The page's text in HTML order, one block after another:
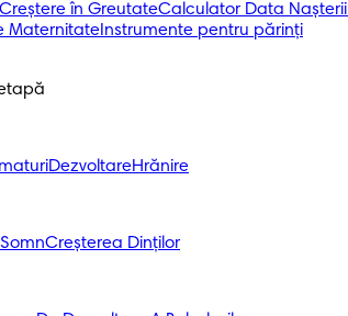
în GreutateCalculator Data Nașterii
Maternitate Instrumente pentru părinți
DezvoltareHrănire
SomnCreșterea Dinților